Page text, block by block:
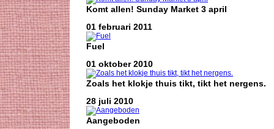
Komt allen! Sunday Market 3 april
01 februari 2011
Fuel
01 oktober 2010
Zoals het klokje thuis tikt, tikt het nergens.
28 juli 2010
Aangeboden